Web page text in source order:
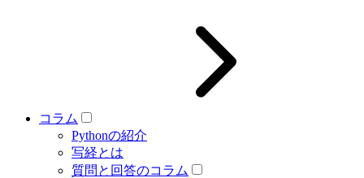
コラム
Pythonの紹介
写経とは
質問と回答のコラム